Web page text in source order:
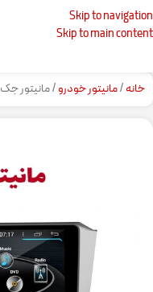
Skip to navigation
Skip to main content
خانه مانیتور خودرو مانیتور جک j۵